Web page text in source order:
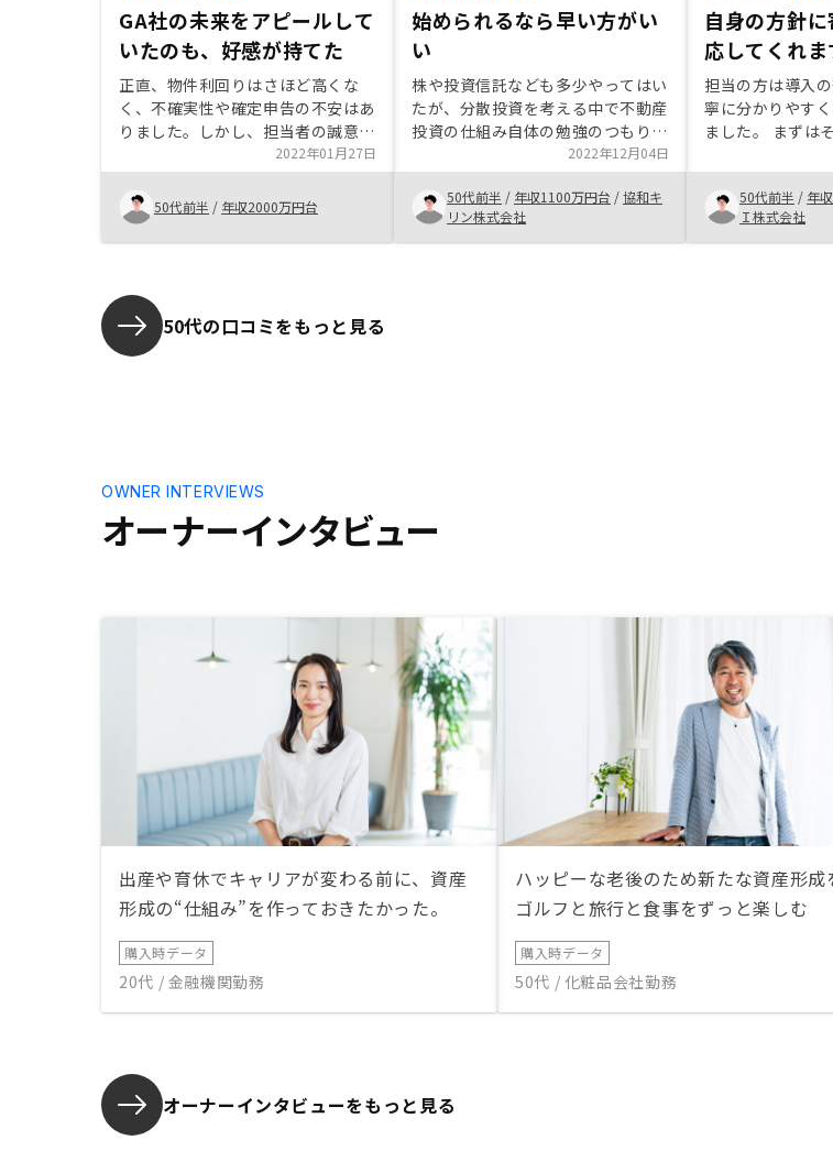
GA社の未来をアピールして
いたのも、好感が持てた
正直、物件利回りはさほど高くな
く、不確実性や確定申告の不安はあ
りました。しかし、担当者の誠意
と、RENOSYが提供するサポート体
制が他社と比較して、このシステム
の中でなら、長期的にこの世界に入
っていくは間違っていない！と思
い、決断しました。担当者が繰り返
たのも、好感が持てました！可能で
あるならば、黒字を確保しながら、
事業進めていっていただきたいで
す。
2022年01月27日
50代前半 / 年収2000万円台
始められるなら早い方がい
い
株や投資信託なども多少やってはい
たが、分散投資を考える中で不動産
投資の仕組み自体の勉強のつもりで
説明を聞いた 仕組みを聞く中で沸
いた一つ一つの小さな疑問について
も適切に回答いただいた いいとこ
ろはかりでなく、リスクについても
説明してくれた 担当営業がガツガ
2022年12月04日
50代前半 / 年収1100万円台 /協和キ
リン株式会社
自身の方針
応してくれま
担当の方は導入
寧に分かりやす
ました。 まずは
学びや気づきが
す。 当方からは
購入したい、と
が、その方針も
れました。 まだ
50代前半 / 年
Ｉ株式会社
50代の口コミをもっと見る
オーナーインタビュー
OWNER INTERVIEWS
出産や育休でキャリアが変わる前に、資産
形成の“仕組み”を作っておきたかった。
購入時データ
20代 / 金融機関勤務
ハッピーな老後のため新たな資産形成
ゴルフと旅行と食事をずっと楽しむ
購入時データ
50代 / 化粧品会社勤務
オーナーインタビューをもっと見る